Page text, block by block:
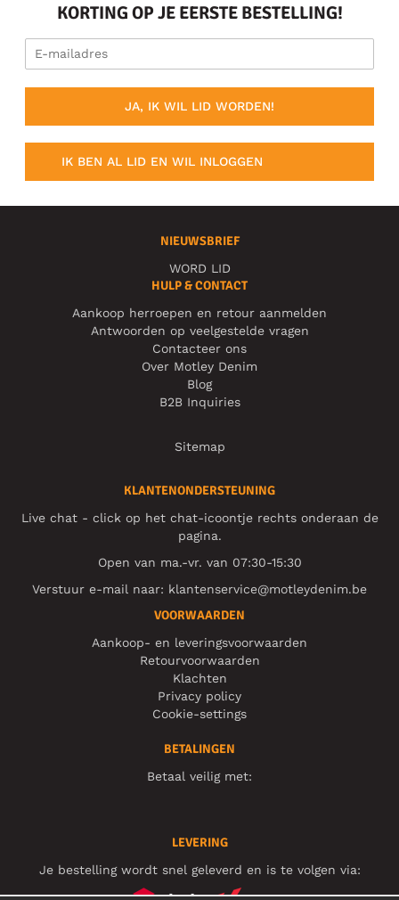
KORTING OP JE EERSTE BESTELLING!
JA, IK WIL LID WORDEN!
IK BEN AL LID EN WIL INLOGGEN
NIEUWSBRIEF
WORD LID
HULP & CONTACT
Aankoop herroepen en retour aanmelden
Antwoorden op veelgestelde vragen
Contacteer ons
Over Motley Denim
Blog
B2B Inquiries
Sitemap
KLANTENONDERSTEUNING
Live chat - click op het chat-icoontje rechts onderaan de
pagina.
Open van ma.-vr. van 07:30-15:30
Verstuur e-mail naar: klantenservice@motleydenim.be
VOORWAARDEN
Aankoop- en leveringsvoorwaarden
Retourvoorwaarden
Klachten
Privacy policy
Cookie-settings
BETALINGEN
Betaal veilig met:
LEVERING
Je bestelling wordt snel geleverd en is te volgen via: